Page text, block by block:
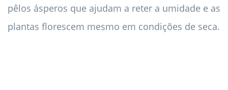
pêlos ásperos que ajudam a reter a umidade e as
plantas florescem mesmo em condições de seca.